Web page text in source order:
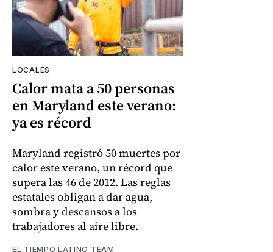
LOCALES
Calor mata a 50 personas
en Maryland este verano:
ya es récord
Maryland registró 50 muertes por
calor este verano, un récord que
supera las 46 de 2012. Las reglas
estatales obligan a dar agua,
sombra y descansos a los
trabajadores al aire libre.
EL TIEMPO LATINO TEAM